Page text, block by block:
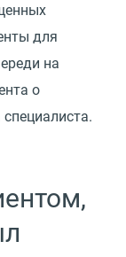
для
на
о